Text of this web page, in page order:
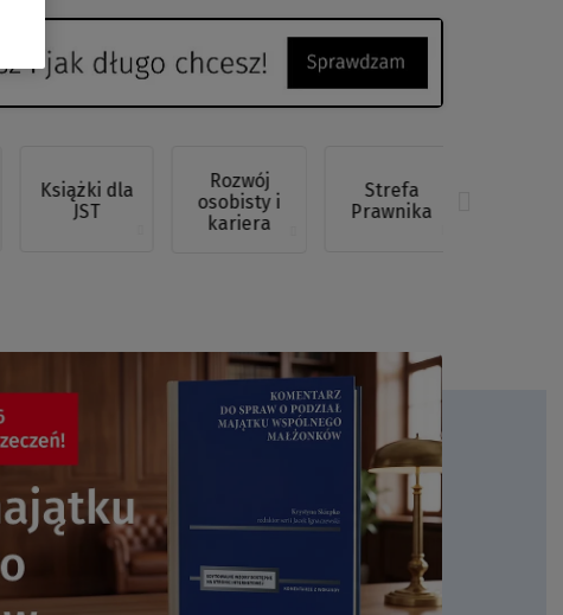
Książki dla
JST
Rozwój
osobisty i
kariera
Strefa
Prawnika